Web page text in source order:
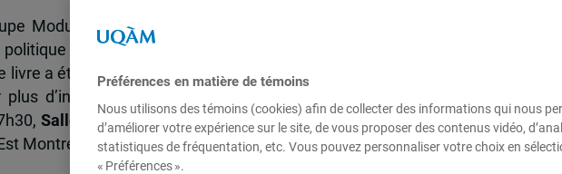
Modulo et le CEIM ont le plaisir de vous inviter au lancement du livre
mondiale : Une introduction aux relations internationales. Publié par
livre a été adapté par la professeur de la Téluq et membre du CEIM, Mme
d’informations : reyes_bruneau.victor_alexandre@uqam.ca
Salle des Boiseries (J-2805) du Pavillon Judith-Jasmin
, UQAM, 405,
Montréal Métro Berri-UQAM
Préférences en matière de témoins
Nous utilisons des témoins (cookies) afin de collecter des informations qui nous
d’améliorer votre expérience sur le site, de vous proposer des contenus vidéo,
statistiques de fréquentation, etc. Vous pouvez personnaliser votre choix en
« Préférences ».